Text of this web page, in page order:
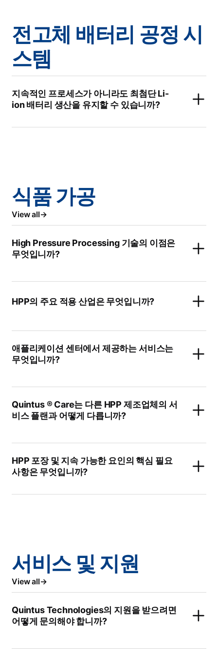
전고체 배터리 공정 시
스템
지속적인 프로세스가 아니라도 최첨단 Li-
ion 배터리 생산을 유지할 수 있습니까?
식품 가공
View all
High Pressure Processing 기술의 이점은
무엇입니까?
HPP의 주요 적용 산업은 무엇입니까?
애플리케이션 센터에서 제공하는 서비스는
무엇입니까?
Quintus ® Care는 다른 HPP 제조업체의 서
비스 플랜과 어떻게 다릅니까?
HPP 포장 및 지속 가능한 요인의 핵심 필요
사항은 무엇입니까?
서비스 및 지원
View all
Quintus Technologies의 지원을 받으려면
어떻게 문의해야 합니까?